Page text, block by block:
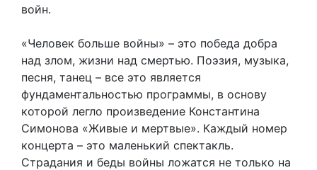
войн.
«Человек больше войны» – это победа добра
над злом, жизни над смертью. Поэзия, музыка,
песня, танец – все это является
фундаментальностью программы, в основу
которой легло произведение Константина
Симонова «Живые и мертвые». Каждый номер
концерта – это маленький спектакль.
Страдания и беды войны ложатся не только на